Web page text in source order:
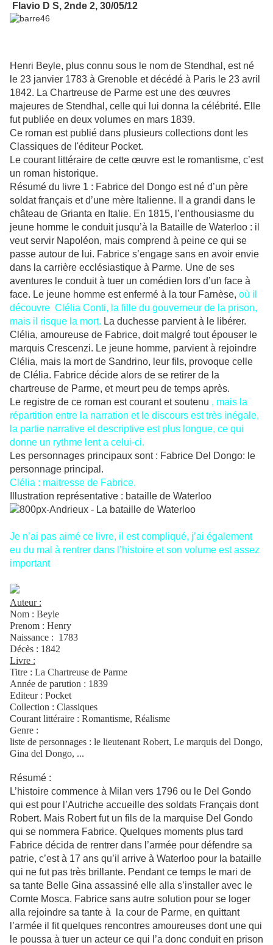
Flavio D S, 2nde 2, 30/05/12
Henri Beyle, plus connu sous le nom de Stendhal, est né
le 23 janvier 1783 à Grenoble et décédé à Paris le 23 avril
1842. La Chartreuse de Parme est une des œuvres
majeures de Stendhal, celle qui lui donna la célébrité. Elle
fut publiée en deux volumes en mars 1839.
Ce roman est publié dans plusieurs collections dont les
Classiques de l'éditeur Pocket.
Le courant littéraire de cette œuvre est le romantisme, c’est
un roman historique.
Résumé du livre 1 : Fabrice del Dongo est né d’un père
soldat français et d’une mère Italienne. Il a grandi dans le
château de Grianta en Italie. En 1815, l’enthousiasme du
jeune homme le conduit jusqu’à la Bataille de Waterloo : il
veut servir Napoléon, mais comprend à peine ce qui se
passe autour de lui. Fabrice s’engage sans en avoir envie
dans la carrière ecclésiastique à Parme. Une de ses
aventures le conduit à tuer un comédien lors d’un face à
face. Le jeune homme est enfermé à la tour Farnèse, où il
découvre Clélia Conti, la fille du gouverneur de la prison,
mais il risque la mort. La duchesse parvient à le libérer.
Clélia, amoureuse de Fabrice, doit malgré tout épouser le
marquis Crescenzi. Le jeune homme, parvient à rejoindre
Clélia, mais la mort de Sandrino, leur fils, provoque celle
de Clélia. Fabrice décide alors de se retirer de la
chartreuse de Parme, et meurt peu de temps après.
Le registre de ce roman est courant et soutenu , mais la
répartition entre la narration et le discours est très inégale,
la partie narrative et descriptive est plus longue, ce qui
donne un rythme lent a celui-ci.
Les personnages principaux sont : Fabrice Del Dongo: le
personnage principal.
Clélia : maitresse de Fabrice.
Illustration représentative : bataille de Waterloo
Je n’ai pas aimé ce livre, il est compliqué, j’ai également
eu du mal à rentrer dans l’histoire et son volume est assez
important
Auteur :
Nom : Beyle
Prenom : Henry
Naissance : 1783
Décès : 1842
Livre :
Titre : La Chartreuse de Parme
Année de parution : 1839
Editeur : Pocket
Collection : Classiques
Courant littéraire : Romantisme, Réalisme
Genre :
liste de personnages : le lieutenant Robert, Le marquis del Dongo,
Gina del Dongo, ...
Résumé :
L’histoire commence à Milan vers 1796 ou le Del Gondo
qui est pour l’Autriche accueille des soldats Français dont
Robert. Mais Robert fut un fils de la marquise Del Gondo
qui se nommera Fabrice. Quelques moments plus tard
Fabrice décida de rentrer dans l’armée pour défendre sa
patrie, c’est à 17 ans qu’il arrive à Waterloo pour la bataille
qui ne fut pas très brillante. Pendant ce temps le mari de
sa tante Belle Gina assassiné elle alla s’installer avec le
Comte Mosca. Fabrice sans autre solution pour se loger
alla rejoindre sa tante à la cour de Parme, en quittant
l’armée il fit quelques rencontres amoureuses dont une qui
le poussa à tuer un acteur ce qui l’a donc conduit en prison